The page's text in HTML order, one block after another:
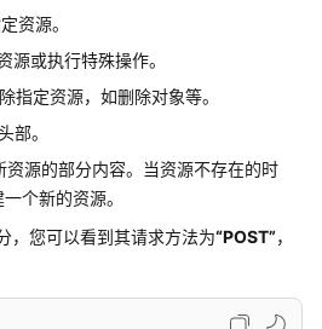
资源。
源或执行特殊操作。
指定资源，如删除对象等。
部。
资源的部分内容。当资源不存在的时
个新的资源。
，您可以看到其请求方法为“POST”，